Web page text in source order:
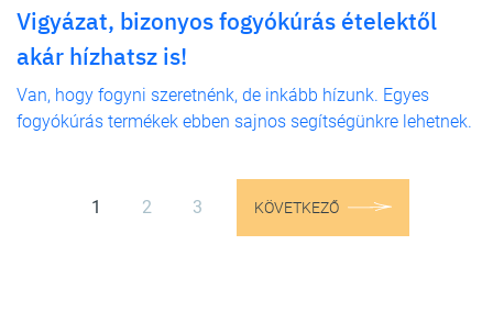
Vigyázat, bizonyos fogyókúrás ételektől
akár hízhatsz is!
Van, hogy fogyni szeretnénk, de inkább hízunk. Egyes
fogyókúrás termékek ebben sajnos segítségünkre lehetnek.
1 2 3 KÖVETKEZŐ